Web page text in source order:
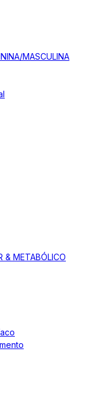
MASCULINA
& METABÓLICO